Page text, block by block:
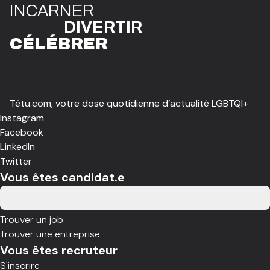
INCARNER
DIVERTIR
CÉLÉBRER
Têtu.com, votre dose quotidienne d’actualité LGBTQI+
Instagram
Facebook
LinkedIn
Twitter
Vous êtes candidat.e
Trouver un job
Trouver une entreprise
Vous êtes recruteur
S'inscrire